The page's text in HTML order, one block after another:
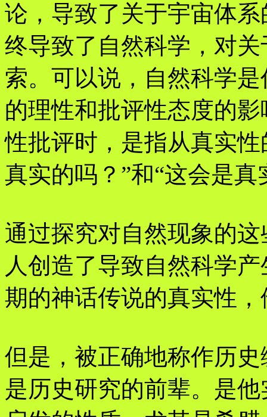
论，导致了关于宇宙体
终导致了自然科学，对
索。可以说，自然科学
的理性和批评性态度的
性批评时，是指从真实
真实的吗？”和“这会是
通过探究对自然现象的
人创造了导致自然科学
期的神话传说的真实性
但是，被正确地称作历
是历史研究的前辈。是